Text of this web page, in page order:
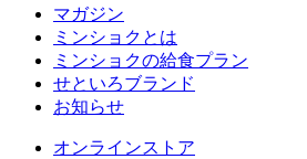
マガジン
ミンショクとは
ミンショクの給食プラン
せといろブランド
お知らせ
オンラインストア